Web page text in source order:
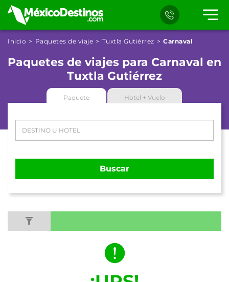
Inicio Paquetes de viaje Tuxtla Gutiérrez Carnaval
Paquetes de viajes para Carnaval en
Tuxtla Gutiérrez
Paquete Hotel + Vuelo
Buscar